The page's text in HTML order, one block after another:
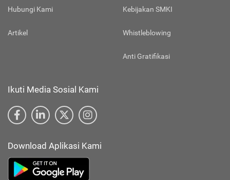
Hubungi Kami
Artikel
Kebijakan SMKI
Whistleblowing
Anti Gratifikasi
Ikuti Media Sosial Kami
Download Aplikasi Kami